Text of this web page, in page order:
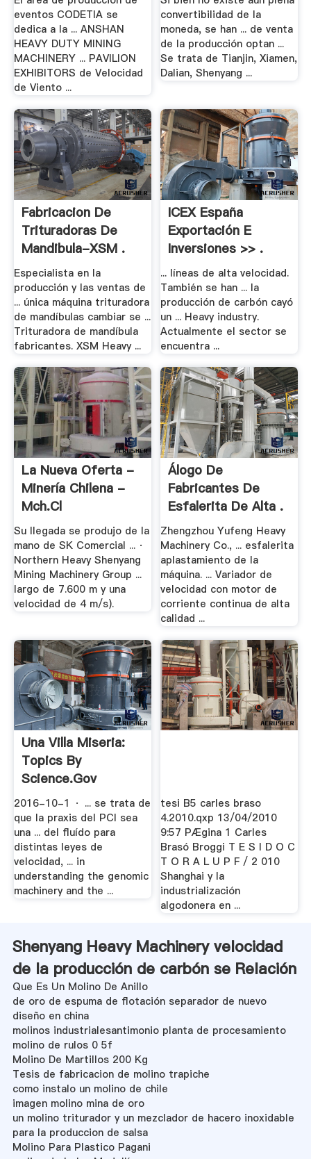
eventos CODETIA se
dedica a la ... ANSHAN
HEAVY DUTY MINING
MACHINERY ... PAVILION
EXHIBITORS de Velocidad
de Viento ...
convertibilidad de la
moneda, se han ... de venta
de la producción optan ...
Se trata de Tianjin, Xiamen,
Dalian, Shenyang ...
Fabricacion De
Trituradoras De
Mandibula-XSM .
Especialista en la
producción y las ventas de
... única máquina trituradora
de mandíbulas cambiar se ...
Trituradora de mandíbula
fabricantes. XSM Heavy ...
ICEX España
Exportación E
Inversiones >> .
... líneas de alta velocidad.
También se han ... la
producción de carbón cayó
un ... Heavy industry.
Actualmente el sector se
encuentra ...
La Nueva Oferta -
Minería Chilena -
Mch.cl
Su llegada se produjo de la
mano de SK Comercial ... ·
Northern Heavy Shenyang
Mining Machinery Group ...
largo de 7.600 m y una
velocidad de 4 m/s).
Álogo De
Fabricantes De
Esfalerita De Alta .
Zhengzhou Yufeng Heavy
Machinery Co., ... esfalerita
aplastamiento de la
máquina. ... Variador de
velocidad con motor de
corriente continua de alta
calidad ...
Una Villa Miseria:
Topics By
Science.gov
2016-10-1 · ... se trata de
que la praxis del PCI sea
una ... del fluído para
distintas leyes de
velocidad, ... in
understanding the genomic
machinery and the ...
tesi B5 carles braso
4.2010.qxp 13/04/2010
9:57 PÆgina 1 Carles
Brasó Broggi T E S I D O C
T O R A L U P F / 2 010
Shanghai y la
industrialización
algodonera en ...
Shenyang Heavy Machinery velocidad
de la producción de carbón se Relación
Que Es Un Molino De Anillo
de oro de espuma de flotación separador de nuevo
diseño en china
molinos industrialesantimonio planta de procesamiento
molino de rulos 0 5f
Molino De Martillos 200 Kg
Tesis de fabricacion de molino trapiche
como instalo un molino de chile
imagen molino mina de oro
un molino triturador y un mezclador de hacero inoxidable
para la produccion de salsa
Molino Para Plastico Pagani